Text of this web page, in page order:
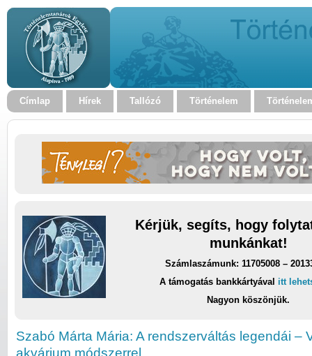
Címlap Hírek Tallózó Történelem
Kérjük, segíts, hogy
munkánkat!
Számlaszámunk: 11705008 –
A támogatás bankkártyával itt
Nagyon köszönjük.
Szabó Márta Mária: A rendszerváltás legendái –
akvárium módszerrel